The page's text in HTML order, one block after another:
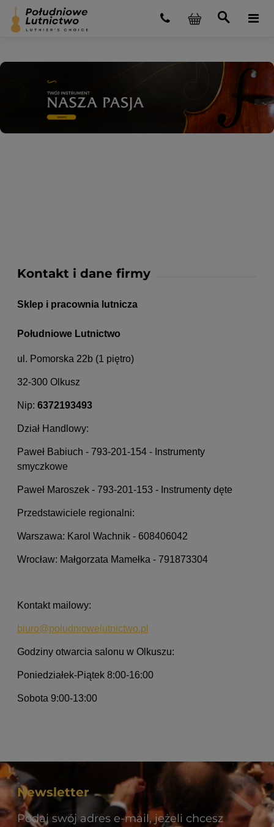
Kontakt i dane firmy
Sklep i pracownia lutnicza
Południowe Lutnictwo
ul. Pomorska 22b (1 piętro)
32-300 Olkusz
Nip: 6372193493
Dział Handlowy:
Paweł Babiuch - 793-201-154 - Instrumenty
smyczkowe
Paweł Maroszek - 793-201-153 - Instrumenty dęte
Przedstawiciele regionalni:
Warszawa: Karol Wachnik - 608406042
Wrocław: Małgorzata Mamełka - 791873304
Kontakt mailowy:
biuro@poludniowelutnictwo.pl
Godziny otwarcia salonu w Olkuszu:
Poniedziałek-Piątek 8:00-16:00
Sobota 9:00-13:00
Newsletter
Podaj swój adres e-mail, jeżeli chcesz